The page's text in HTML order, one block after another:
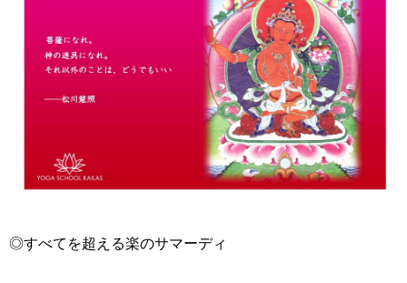
◎すべてを超える楽のサマーディ